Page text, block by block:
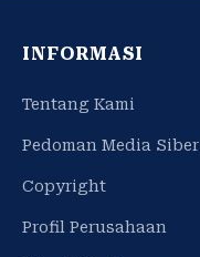
INFORMASI
Tentang Kami
Pedoman Media Siber
Copyright
Profil Perusahaan